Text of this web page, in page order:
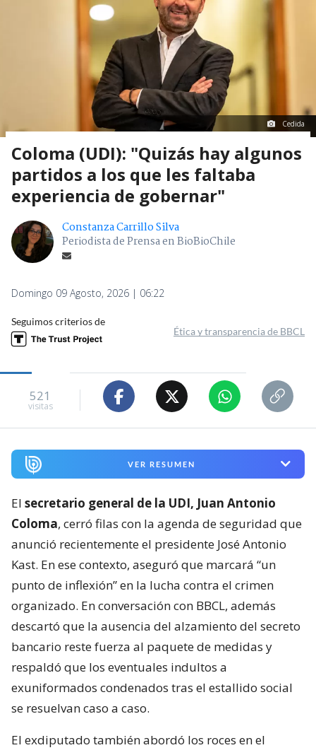
Cedida
Coloma (UDI): "Quizás hay algunos
partidos a los que les faltaba
experiencia de gobernar"
Constanza Carrillo Silva
Periodista de Prensa en BioBioChile
Domingo 09 Agosto, 2026 | 06:22
Seguimos criterios de
Ética y transparencia de BBCL
521
visitas
VER RESUMEN
El secretario general de la UDI, Juan Antonio
Coloma, cerró filas con la agenda de seguridad que
anunció recientemente el presidente José Antonio
Kast. En ese contexto, aseguró que marcará “un
punto de inflexión” en la lucha contra el crimen
organizado. En conversación con BBCL, además
descartó que la ausencia del alzamiento del secreto
bancario reste fuerza al paquete de medidas y
respaldó que los eventuales indultos a
exuniformados condenados tras el estallido social
se resuelvan caso a caso.
El exdiputado también abordó los roces en el